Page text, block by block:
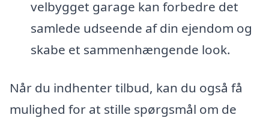
velbygget garage kan forbedre det
samlede udseende af din ejendom og
skabe et sammenhængende look.
Når du indhenter tilbud, kan du også få
mulighed for at stille spørgsmål om de